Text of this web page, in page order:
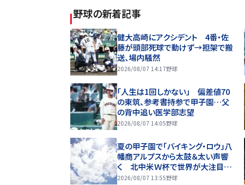
野球の新着記事
健大高崎にアクシデント 4番・佐
藤が頭部死球で動けず→担架で搬
送、場内騒然
2026/08/07 14:17野球
「人生は1回しかない」 偏差値70
の東筑、参考書持参で甲子園…父
の背中追い医学部志望
2026/08/07 14:05野球
夏の甲子園で「バイキング・ロウ」八
幡商アルプスから太鼓＆太い声響
く 北中米Ｗ杯で世界が大注目
高校野球の舞台にも
2026/08/07 13:55野球